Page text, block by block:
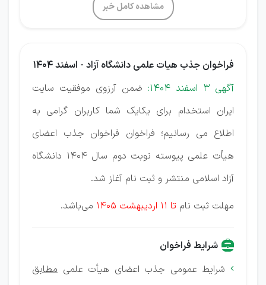
مشاهده کامل خبر
فراخوان جذب هیات علمی دانشگاه آزاد - اسفند 1404
آگهی 3 اسفند 1404:
ضمن آرزوی موفقیت سایت
ایران استخدام برای یکایک شما کاربران گرامی به
اطلاع می رسانیم؛ فراخوان فراخوان جذب اعضای
هیأت علمی پیوسته نوبت دوم سال ۱۴۰۴ دانشگاه
آزاد اسلامی منتشر و ثبت نام آغاز شد.
مهلت ثبت نام تا 11 اردیبهشت 1405 می‌باشد.
شرایط فراخوان
 شرایط عمومی جذب اعضای هیأت علمی مطابق